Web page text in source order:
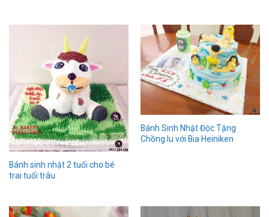
Bánh sinh nhật 2 tuổi cho bé
trai tuổi trâu
Bánh Sinh Nhật Độc Tặng
Chồng Iu với Bia Heiniken